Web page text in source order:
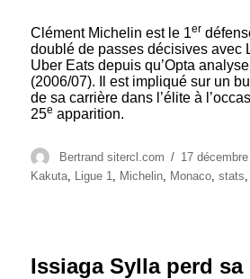
Clément Michelin est le 1er
doublé de passes décisives avec
Uber Eats depuis qu’Opta
(2006/07). Il est impliqué sur un
de sa carrière dans l’élite à
25e apparition.
Auteur
Bertrand sitercl.com
Publié
le
17
Kakuta, Ligue 1, Michelin, Monaco,stats
Issiaga Sylla perd sa